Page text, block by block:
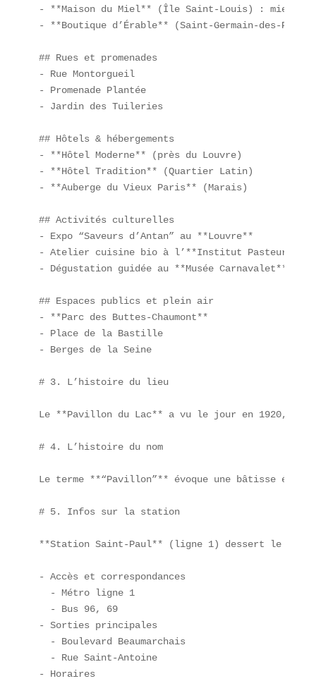
- **Maison du Miel** (Île Saint-Louis) : miel
- **Boutique d’Érable** (Saint-Germain-des-
## Rues et promenades
- Rue Montorgueil
- Promenade Plantée
- Jardin des Tuileries
## Hôtels & hébergements
- **Hôtel Moderne** (près du Louvre)
- **Hôtel Tradition** (Quartier Latin)
- **Auberge du Vieux Paris** (Marais)
## Activités culturelles
- Expo “Saveurs d’Antan” au **Louvre**
- Atelier cuisine bio à l’**Institut Pasteur**
- Dégustation guidée au **Musée Carnavalet**
## Espaces publics et plein air
- **Parc des Buttes-Chaumont**
- Place de la Bastille
- Berges de la Seine
# 3. L’histoire du lieu
Le **Pavillon du Lac** a vu le jour en 1920, au
# 4. L’histoire du nom
Le terme **“Pavillon”** évoque une bâtisse
# 5. Infos sur la station
**Station Saint-Paul** (ligne 1) dessert le
- Accès et correspondances
  - Métro ligne 1
  - Bus 96, 69
- Sorties principales
  - Boulevard Beaumarchais
  - Rue Saint-Antoine
- Horaires